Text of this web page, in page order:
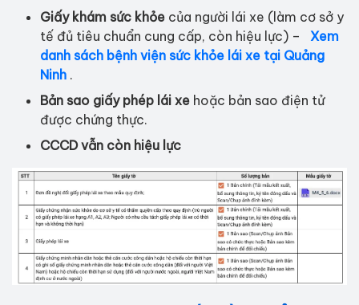
Giấy khám sức khỏe của người lái xe (làm cơ sở y
tế đủ tiêu chuẩn cung cấp, còn hiệu lực) – Xem
danh sách bệnh viện sức khỏe lái xe tại Quảng
Ninh .
Bản sao giấy phép lái xe hoặc bản sao điện tử
được chứng thực.
CCCD vẫn còn hiệu lực